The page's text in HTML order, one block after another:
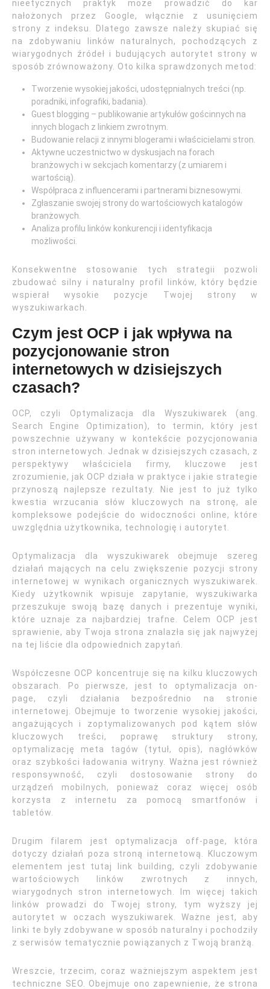
nieetycznych praktyk może prowadzić do kar
nałożonych przez Google, włącznie z usunięciem
strony z indeksu. Dlatego zawsze należy skupiać się
na zdobywaniu linków naturalnych, pochodzących z
wiarygodnych źródeł i budujących autorytet strony w
sposób zrównoważony. Oto kilka sprawdzonych metod:
Tworzenie wysokiej jakości, udostępnialnych treści (np.
poradniki, infografiki, badania).
Guest blogging – publikowanie artykułów gościnnych na
innych blogach z linkiem zwrotnym.
Budowanie relacji z innymi blogerami i właścicielami stron.
Aktywne uczestnictwo w dyskusjach na forach
branżowych i w sekcjach komentarzy (z umiarem i
wartością).
Współpraca z influencerami i partnerami biznesowymi.
Zgłaszanie swojej strony do wartościowych katalogów
branżowych.
Analiza profilu linków konkurencji i identyfikacja
możliwości.
Konsekwentne stosowanie tych strategii pozwoli
zbudować silny i naturalny profil linków, który będzie
wspierał wysokie pozycje Twojej strony w
wyszukiwarkach.
Czym jest OCP i jak wpływa na
pozycjonowanie stron
internetowych w dzisiejszych
czasach?
OCP, czyli Optymalizacja dla Wyszukiwarek (ang.
Search Engine Optimization), to termin, który jest
powszechnie używany w kontekście pozycjonowania
stron internetowych. Jednak w dzisiejszych czasach, z
perspektywy właściciela firmy, kluczowe jest
zrozumienie, jak OCP działa w praktyce i jakie strategie
przynoszą najlepsze rezultaty. Nie jest to już tylko
kwestia wrzucania słów kluczowych na stronę, ale
kompleksowe podejście do widoczności online, które
uwzględnia użytkownika, technologię i autorytet.
Optymalizacja dla wyszukiwarek obejmuje szereg
działań mających na celu zwiększenie pozycji strony
internetowej w wynikach organicznych wyszukiwarek.
Kiedy użytkownik wpisuje zapytanie, wyszukiwarka
przeszukuje swoją bazę danych i prezentuje wyniki,
które uznaje za najbardziej trafne. Celem OCP jest
sprawienie, aby Twoja strona znalazła się jak najwyżej
na tej liście dla odpowiednich zapytań.
Współczesne OCP koncentruje się na kilku kluczowych
obszarach. Po pierwsze, jest to optymalizacja on-
page, czyli działania bezpośrednio na stronie
internetowej. Obejmuje to tworzenie wysokiej jakości,
angażujących i zoptymalizowanych pod kątem słów
kluczowych treści, poprawę struktury strony,
optymalizację meta tagów (tytuł, opis), nagłówków
oraz szybkości ładowania witryny. Ważna jest również
responsywność, czyli dostosowanie strony do
urządzeń mobilnych, ponieważ coraz więcej osób
korzysta z internetu za pomocą smartfonów i
tabletów.
Drugim filarem jest optymalizacja off-page, która
dotyczy działań poza stroną internetową. Kluczowym
elementem jest tutaj link building, czyli zdobywanie
wartościowych linków zwrotnych z innych,
wiarygodnych stron internetowych. Im więcej takich
linków prowadzi do Twojej strony, tym wyższy jej
autorytet w oczach wyszukiwarek. Ważne jest, aby
linki te były zdobywane w sposób naturalny i pochodziły
z serwisów tematycznie powiązanych z Twoją branżą.
Wreszcie, trzecim, coraz ważniejszym aspektem jest
techniczne SEO. Obejmuje ono zapewnienie, że strona